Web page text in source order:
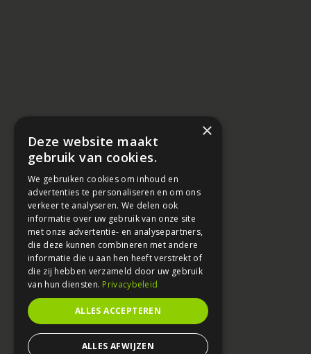
×
Deze website maakt
gebruik van cookies.
We gebruiken cookies om inhoud en
advertenties te personaliseren en om ons
verkeer te analyseren. We delen ook
informatie over uw gebruik van onze site
met onze advertentie- en analysepartners,
die deze kunnen combineren met andere
informatie die u aan hen heeft verstrekt of
die zij hebben verzameld door uw gebruik
van hun diensten. Privacybeleid
ALLES ACCEPTEREN
ALLES AFWIJZEN